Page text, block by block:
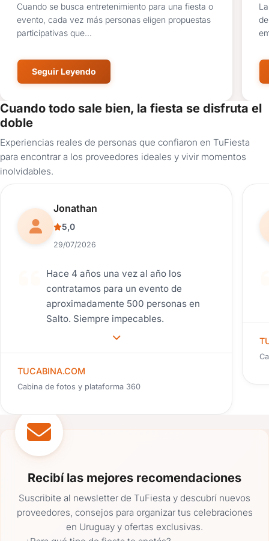
Cuando se busca entretenimiento para una fiesta o
evento, cada vez más personas eligen propuestas
participativas que...
Seguir Leyendo
Cuando todo sale bien, la fiesta se disfruta el
doble
Experiencias reales de personas que confiaron en TuFiesta
para encontrar a los proveedores ideales y vivir momentos
inolvidables.
Reseña de usuario.
Jonathan
5,0
29/07/2026
Hace 4 años una vez al año los
contratamos para un evento de
aproximadamente 500 personas en
Salto. Siempre impecables.
TUCABINA.COM
Cabina de fotos y plataforma 360
Recibí las mejores recomendaciones
Suscribite al newsletter de TuFiesta y descubrí nuevos
proveedores, consejos para organizar tus celebraciones
en Uruguay y ofertas exclusivas.